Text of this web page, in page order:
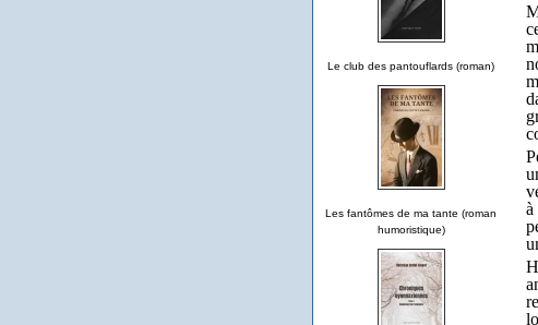
Le club des pantouflards (roman)
Les fantômes de ma tante (roman
humoristique)
à